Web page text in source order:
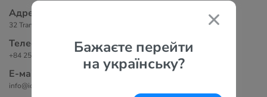
Бажаєте перейти
на українську?
Адрес
32 Tran Phu Street, 650000 Нячанг, Вьетнам.
Телефоны
+84 258 3737333
Е-маil
info@icnhatrang.com